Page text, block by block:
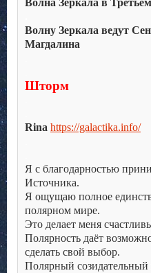
Волна Зеркала в
Волну Зеркала ведут
Магдалина
Шторм
Rina https://galactika.info/
Я с благодарностью
Источника.
Я ощущаю полное
полярном мире.
Это делает меня
Полярность даёт
сделать свой выбор.
Полярный